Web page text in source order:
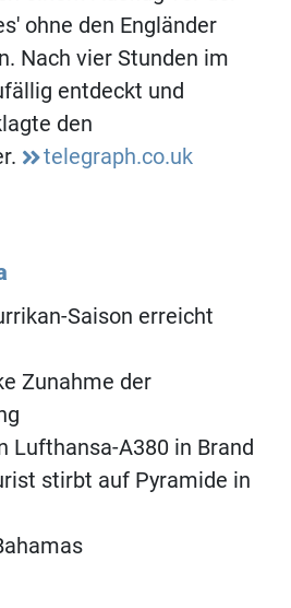
ohne den Engländer
Nach vier Stunden im
entdeckt und
den
telegraph.co.uk
Saison erreicht
Zunahme der
Lufthansa-A380 in Brand
stirbt auf Pyramide in